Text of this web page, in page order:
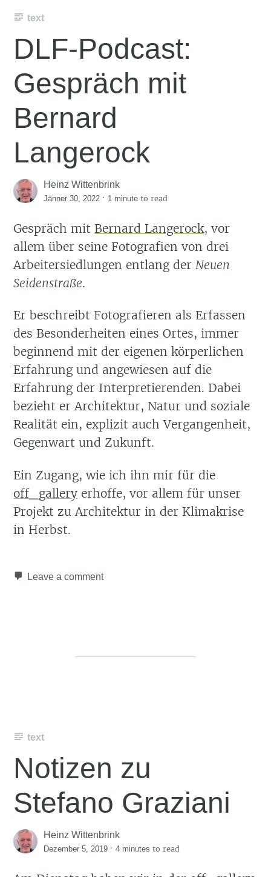
text
DLF-Podcast:
Gespräch mit
Bernard
Langerock
Heinz Wittenbrink
Jänner 30, 2022 · 1 minute to read
Gespräch mit Bernard Langerock, vor
allem über seine Fotografien von drei
Arbeitersiedlungen entlang derNeuen
Seidenstraße.
Er beschreibt Fotografieren als Erfassen
des Besonderheiten eines Ortes, immer
beginnend mit der eigenen körperlichen
Erfahrung und angewiesen auf die
Erfahrung der Interpretierenden. Dabei
bezieht er Architektur, Natur und soziale
Realität ein, explizit auch Vergangenheit,
Gegenwart und Zukunft.
Ein Zugang, wie ich ihn mir für die
off_gallery erhoffe, vor allem für unser
Projekt zu Architektur in der Klimakrise
in Herbst.
Leave a comment
text
Notizen zu
Stefano Graziani
Heinz Wittenbrink
Dezember 5, 2019 ·4 minutes to read